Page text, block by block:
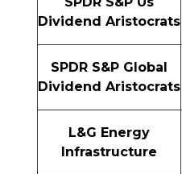
Dividend Aristocrats
SPDR S&P Global
Dividend Aristocrats
L&G Energy
Infrastructure